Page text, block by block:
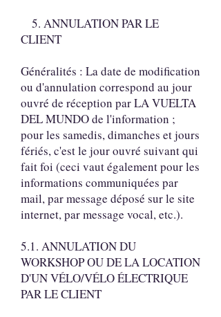
5. ANNULATION PAR LE
CLIENT
Généralités : La date de modification
ou d'annulation correspond au jour
ouvré de réception par LA VUELTA
DEL MUNDO de l'information ;
pour les samedis, dimanches et jours
fériés, c'est le jour ouvré suivant qui
fait foi (ceci vaut également pour les
informations communiquées par
mail, par message déposé sur le site
internet, par message vocal, etc.).
5.1. ANNULATION DU
WORKSHOP OU DE LA LOCATION
D'UN VÉLO/VÉLO ÉLECTRIQUE
PAR LE CLIENT